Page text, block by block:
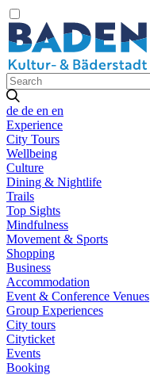
de de en en
Experience
City Tours
Wellbeing
Culture
Dining & Nightlife
Trails
Top Sights
Mindfulness
Movement & Sports
Shopping
Business
Accommodation
Event & Conference Venues
Group Experiences
City tours
Cityticket
Events
Booking